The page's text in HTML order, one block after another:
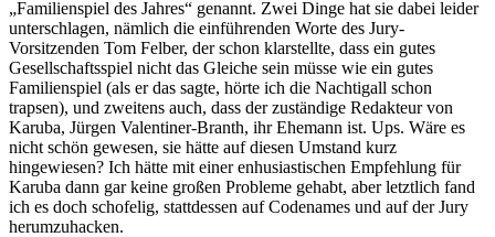
„Familienspiel des Jahres“ genannt. Zwei Dinge hat sie dabei leider
unterschlagen, nämlich die einführenden Worte des Jury-
Vorsitzenden Tom Felber, der schon klarstellte, dass ein gutes
Gesellschaftsspiel nicht das Gleiche sein müsse wie ein gutes
Familienspiel (als er das sagte, hörte ich die Nachtigall schon
trapsen), und zweitens auch, dass der zuständige Redakteur von
Karuba, Jürgen Valentiner-Branth, ihr Ehemann ist. Ups. Wäre es
nicht schön gewesen, sie hätte auf diesen Umstand kurz
hingewiesen? Ich hätte mit einer enhusiastischen Empfehlung für
Karuba dann gar keine großen Probleme gehabt, aber letztlich fand
ich es doch schofelig, stattdessen auf Codenames und auf der Jury
herumzuhacken.